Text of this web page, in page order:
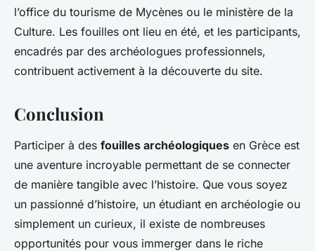
l’office du tourisme de Mycènes ou le ministère de la
Culture. Les fouilles ont lieu en été, et les participants,
encadrés par des archéologues professionnels,
contribuent activement à la découverte du site.
Conclusion
Participer à des fouilles archéologiques en Grèce est
une aventure incroyable permettant de se connecter
de manière tangible avec l’histoire. Que vous soyez
un passionné d’histoire, un étudiant en archéologie ou
simplement un curieux, il existe de nombreuses
opportunités pour vous immerger dans le riche